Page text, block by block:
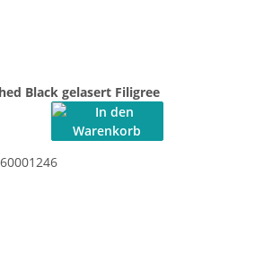
Black gelasert Filigree